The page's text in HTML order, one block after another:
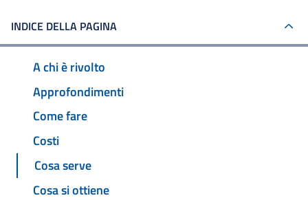
INDICE DELLA PAGINA
A chi è rivolto
Approfondimenti
Come fare
Costi
Cosa serve
Cosa si ottiene